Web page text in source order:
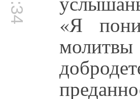
«Я